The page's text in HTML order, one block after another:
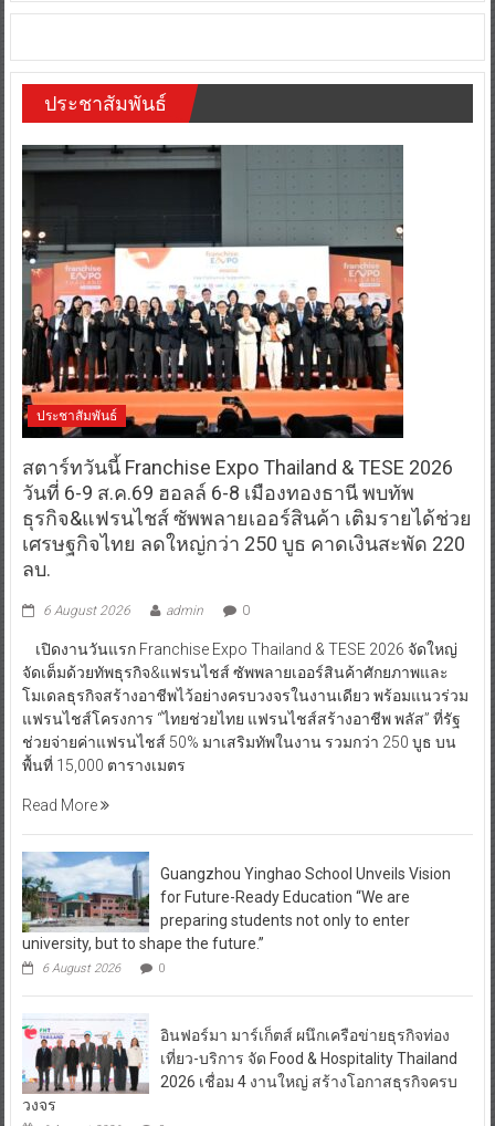
ประชาสัมพันธ์
ประชาสัมพันธ์
สตาร์ทวันนี้ Franchise Expo Thailand & TESE 2026
วันที่ 6-9 ส.ค.69 ฮอลล์ 6-8 เมืองทองธานี พบทัพ
ธุรกิจ&แฟรนไชส์ ซัพพลายเออร์สินค้า เติมรายได้ช่วย
เศรษฐกิจไทย ลดใหญ่กว่า 250 บูธ คาดเงินสะพัด 220
ลบ.
6 August 2026 admin 0
เปิดงานวันแรก Franchise Expo Thailand & TESE 2026 จัดใหญ่
จัดเต็มด้วยทัพธุรกิจ&แฟรนไชส์ ซัพพลายเออร์สินค้าศักยภาพและ
โมเดลธุรกิจสร้างอาชีพไว้อย่างครบวงจรในงานเดียว พร้อมแนวร่วม
แฟรนไชส์โครงการ “ไทยช่วยไทย แฟรนไชส์สร้างอาชีพ พลัส” ที่รัฐ
ช่วยจ่ายค่าแฟรนไชส์ 50% มาเสริมทัพในงาน รวมกว่า 250 บูธ บน
พื้นที่ 15,000 ตารางเมตร
Read More
Guangzhou Yinghao School Unveils Vision
for Future-Ready Education “We are
preparing students not only to enter
university, but to shape the future.”
6 August 2026 0
อินฟอร์มา มาร์เก็ตส์ ผนึกเครือข่ายธุรกิจท่อง
เที่ยว-บริการ จัด Food & Hospitality Thailand
2026 เชื่อม 4 งานใหญ่ สร้างโอกาสธุรกิจครบ
วงจร